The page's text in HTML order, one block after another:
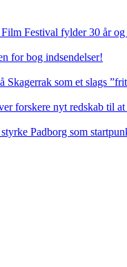
Festival fylder 30 år
for bog indsendelser!
Skagerrak som et slags
forskere nyt redskab til
Padborg som